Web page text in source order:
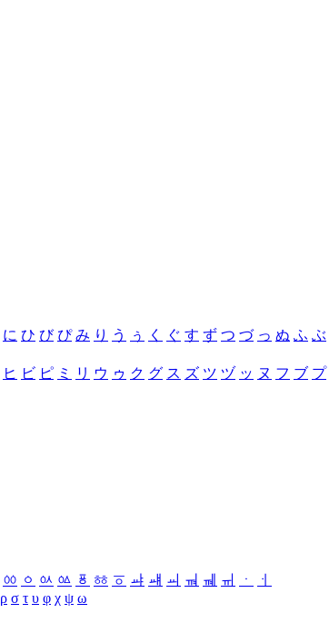
に ひ び ぴ み り う ぅ く ぐ す ず つ づ っ ぬ ふ ぶ
ヒ ビ ピ ミ リ ウ ゥ ク グ ス ズ ツ ヅ ッ ヌ フ ブ プ
ㆀ ㆁ ㆂ ㆃ ㆄ ㆅ ㆆ ㆇ ㆈ ㆉ ㆊ ㆋ ㆌ ㆍ
ㆎ
ρ σ τ υ φ χ ψ ω